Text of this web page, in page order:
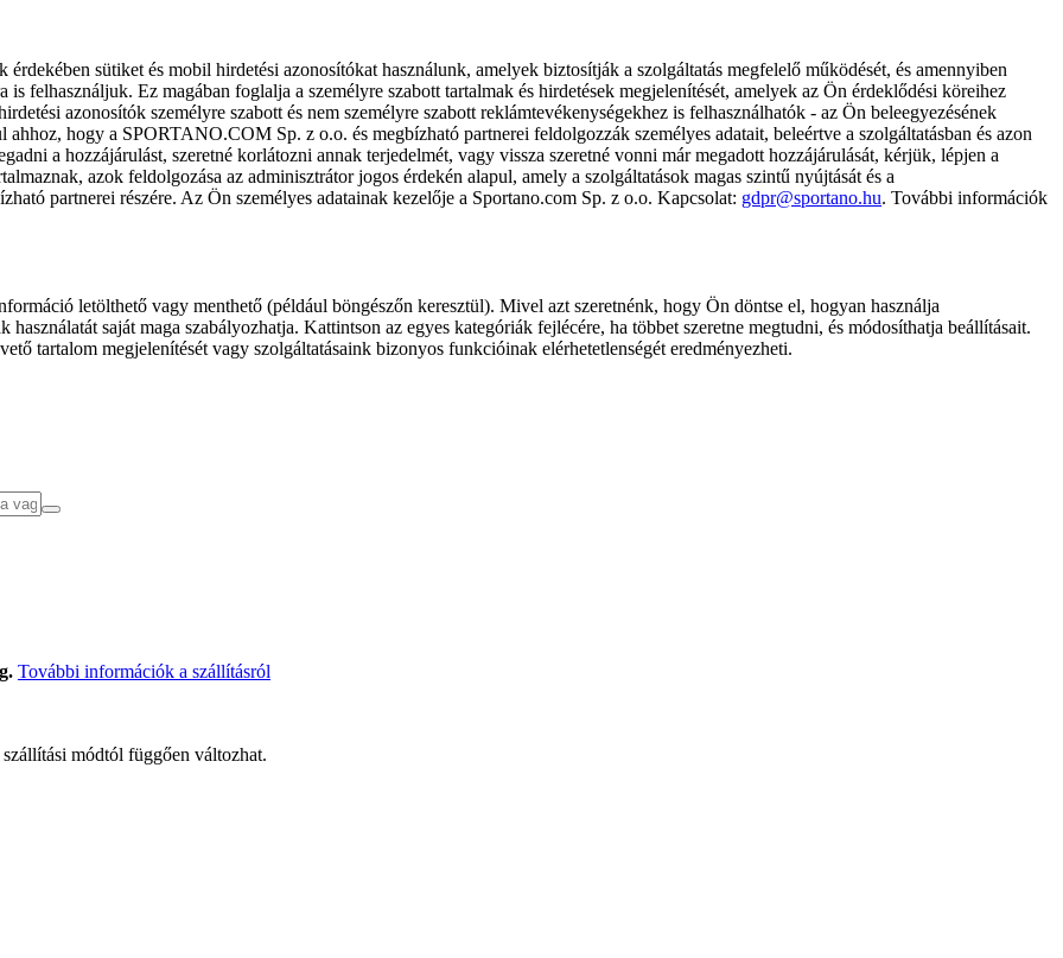
sütiket és mobil hirdetési azonosítókat használunk, amelyek biztosítják a szolgáltatás megfelelő működését, és amennyiben
is felhasználjuk. Ez magában foglalja a személyre szabott tartalmak és hirdetések megjelenítését, amelyek az Ön érdeklődési köreihez
azonosítók személyre szabott és nem személyre szabott reklámtevékenységekhez is felhasználhatók - az Ön beleegyezésének
hogy a SPORTANO.COM Sp. z o.o. és megbízható partnerei feldolgozzák személyes adatait, beleértve a szolgáltatásban és azon
a hozzájárulást, szeretné korlátozni annak terjedelmét, vagy vissza szeretné vonni már megadott hozzájárulását, kérjük, lépjen a
azok feldolgozása az adminisztrátor jogos érdekén alapul, amely a szolgáltatások magas szintű nyújtását és a
partnerei részére. Az Ön személyes adatainak kezelője a Sportano.com Sp. z o.o. Kapcsolat: gdpr@sportano.hu. További információk
letölthető vagy menthető (például böngészőn keresztül). Mivel azt szeretnénk, hogy Ön döntse el, hogyan használja
saját maga szabályozhatja. Kattintson az egyes kategóriák fejlécére, ha többet szeretne megtudni, és módosíthatja beállításait.
tartalom megjelenítését vagy szolgáltatásaink bizonyos funkcióinak elérhetetlenségét eredményezheti.
További információk a szállításról
módtól függően változhat.